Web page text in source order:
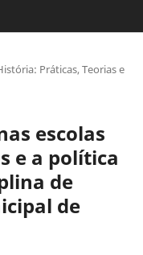
Práticas, Teorias e
escolas
e a política
de
de